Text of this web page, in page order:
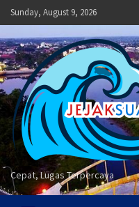
Skip
to
content
Sunday, August 9, 2026
Cepat, Lugas Terpercaya